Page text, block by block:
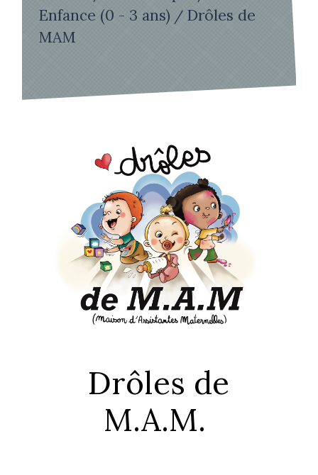
Enfance (0 - 3 ans) / Drôles de
MAM
Drôles de
M.A.M.